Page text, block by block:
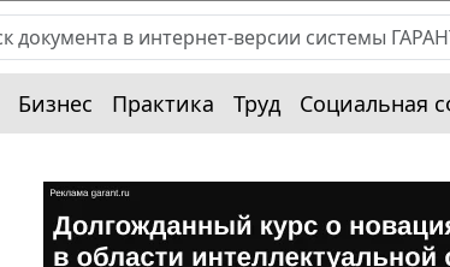
Бизнес Практика Труд Социальная